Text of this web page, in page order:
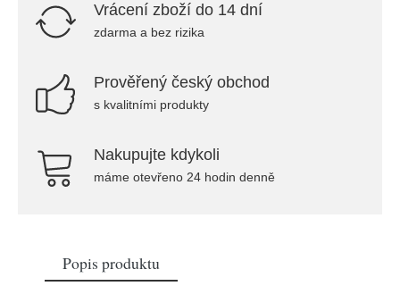
Vrácení zboží do 14 dní
zdarma a bez rizika
Prověřený český obchod
s kvalitními produkty
Nakupujte kdykoli
máme otevřeno 24 hodin denně
Popis produktu